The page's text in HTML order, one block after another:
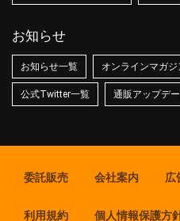
お知らせ
お知らせ一覧 オンラインマガジ
公式Twitter一覧 通販アップデ
委託販売 会社案内 広
利用規約 個人情報保護方